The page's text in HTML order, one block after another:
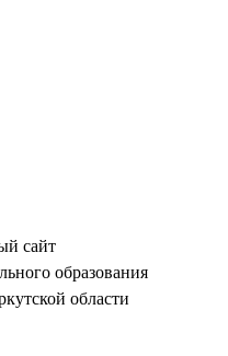
сайт
образования
области